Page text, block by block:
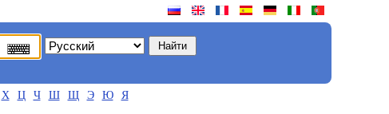
Х Ц Ч Ш Щ Э Ю Я